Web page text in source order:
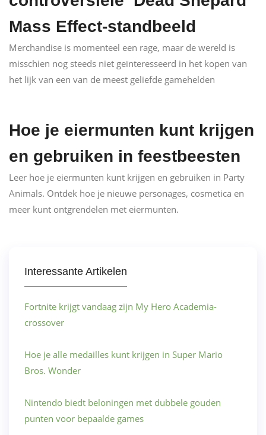
Mass Effect-standbeeld
Merchandise is momenteel een rage, maar de wereld is
misschien nog steeds niet geïnteresseerd in het kopen van
het lijk van een van de meest geliefde gamehelden
Hoe je eiermunten kunt krijgen
en gebruiken in feestbeesten
Leer hoe je eiermunten kunt krijgen en gebruiken in Party
Animals. Ontdek hoe je nieuwe personages, cosmetica en
meer kunt ontgrendelen met eiermunten.
Interessante Artikelen
Fortnite krijgt vandaag zijn My Hero Academia-
crossover
Hoe je alle medailles kunt krijgen in Super Mario
Bros. Wonder
Nintendo biedt beloningen met dubbele gouden
punten voor bepaalde games